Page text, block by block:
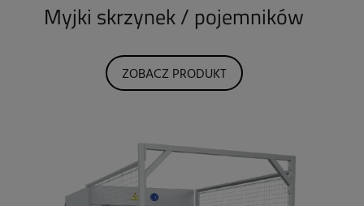
Myjki skrzynek / pojemników
ZOBACZ PRODUKT